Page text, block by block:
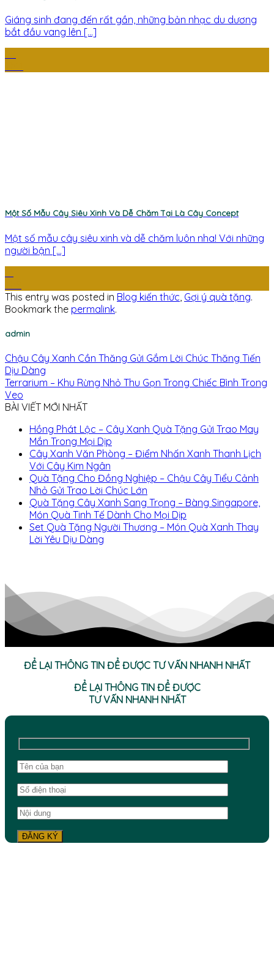
Giáng sinh đang đến rất gần, những bản nhạc du dương
bắt đầu vang lên [...]
Một Số Mẫu Cây Siêu Xinh Và Dễ Chăm Tại Là Cây Concept
Một số mẫu cây siêu xinh và dễ chăm luôn nha! Với những
người bận [...]
This entry was posted in Blog kiến thức Gợi ý quà tặng.
Bookmark the permalink.
admin
Chậu Cây Xanh Cần Thăng Gửi Gắm Lời Chúc Thăng Tiến
Dịu Dàng
Terrarium – Khu Rừng Nhỏ Thu Gọn Trong Chiếc Bình Trong
Veo
BÀI VIẾT MỚI NHẤT
Hồng Phát Lộc – Cây Xanh Quà Tặng Gửi Trao May
Mắn Trong Mọi Dịp
Cây Xanh Văn Phòng – Điểm Nhấn Xanh Thanh Lịch
Với Cây Kim Ngân
Quà Tặng Cho Đồng Nghiệp – Chậu Cây Tiểu Cảnh
Nhỏ Gửi Trao Lời Chúc Lớn
Quà Tặng Cây Xanh Sang Trọng – Bàng Singapore,
Món Quà Tinh Tế Dành Cho Mọi Dịp
Set Quà Tặng Người Thương – Món Quà Xanh Thay
Lời Yêu Dịu Dàng
ĐỂ LẠI THÔNG TIN ĐỂ ĐƯỢC TƯ VẤN NHANH NHẤT
ĐỂ LẠI THÔNG TIN ĐỂ ĐƯỢC
TƯ VẤN NHANH NHẤT